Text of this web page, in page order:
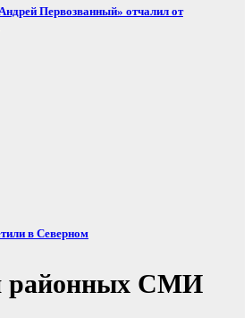
Первозванный» отчалил от
в Северном